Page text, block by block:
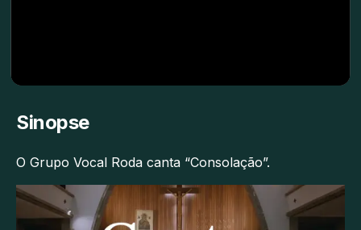
Sinopse
O Grupo Vocal Roda canta “Consolação”.